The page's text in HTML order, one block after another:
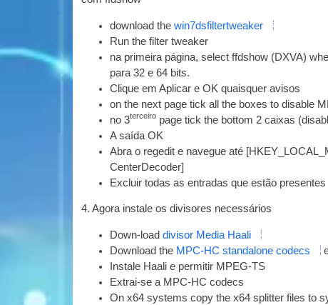
down­load the win7dsfiltertweaker
Run the fil­ter tweaker
na primeira página,select ffd­show (DXVA)
para 32 e 64 bits.
Clique em Aplicar e OK quaisquer avisos
on the next page tick all the boxes to dis­able
no 3terceiro page tick the bot­tom 2 caixas (
A saída OK
Abra o regedit e navegue até
CenterDecoder]
Excluir todas as entradas que estão presentes
4. Agora instale os divisores necessários
Down-loaddivisor Media Haali
Down­load the MPC-HC stan­dalone codecs
Instale Haali e permitir MPEG-TS
Extrai-se a MPC-HC codecs
On x64 sys­tems copy the x64 split­ter files to